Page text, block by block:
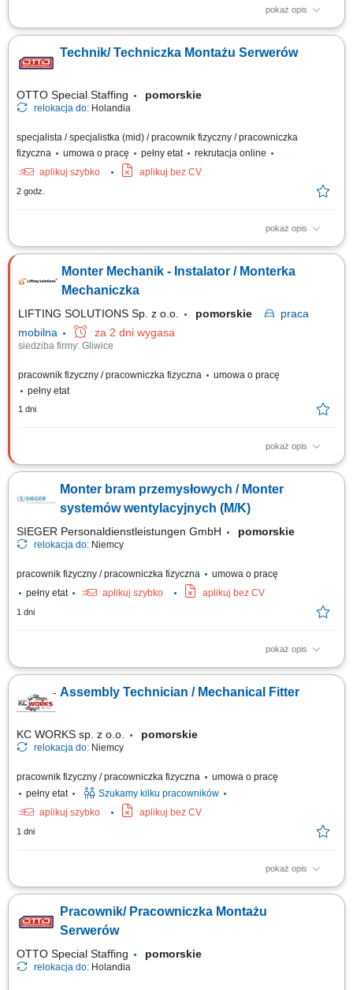
pokaż opis
Zadania w pracy: Instalacje systemów filtracji wody, Bieżąca obsługa
Technik/ Techniczka Montażu Serwerów
OTTO Special Staffing pomorskie
relokacja do: Holandia
specjalista / specjalistka (mid) / pracownik fizyczny / pracowniczka
fizyczna
umowa o pracę pełny etat
rekrutacja online
aplikuj szybko
aplikuj bez CV
2 godz.
pokaż opis
Opis stanowiska: składanie i przygotowywanie serwerów oraz urządzeń
z zachowaniem obowiązujących norm jakościowych, realizacja planów
produkcyjnych i terminowe przygotowywanie urządzeń do wysyłki, praca
Monter Mechanik - Instalator / Monterka
Mechaniczka
LIFTING SOLUTIONS Sp. z o.o. pomorskie
praca
mobilna
za 2 dni wygasa
siedziba firmy: Gliwice
pracownik fizyczny / pracowniczka fizyczna
umowa o pracę
pełny etat
1 dni
pokaż opis
Zadania Składanie zespołów maszynowych i stanowisk przemysłowych
zmontowanych modułów w gotowe linie oraz systemy technologiczne;
Weryfikacja poprawności montażu i eliminowanie bieżących
Monter bram przemysłowych / Monter
systemów wentylacyjnych (M/K)
SIEGER Personaldienstleistungen GmbH pomorskie
relokacja do: Niemcy
pracownik fizyczny / pracowniczka fizyczna
umowa o pracę
pełny etat
aplikuj szybko aplikuj bez CV
1 dni
pokaż opis
Zakres obowiązków montaż bram przemysłowych, montaż systemów
praca zgodnie z dokumentacją techniczną, dbanie o jakość wykonania i
porządek na miejscu pracy.
Assembly Technician / Mechanical Fitter
KC WORKS sp. z o.o. pomorskie
relokacja do: Niemcy
pracownik fizyczny / pracowniczka fizyczna
umowa o pracę
pełny etat
Szukamy kilku pracowników
aplikuj szybko
aplikuj bez CV
1 dni
pokaż opis
The position includes international assembly, installation, and service
Mechanical assembly and installation of machines and industrial
equipment; Installation of mechanical components, steel structures,
Pracownik/ Pracowniczka Montażu
Serwerów
OTTO Special Staffing pomorskie
relokacja do: Holandia